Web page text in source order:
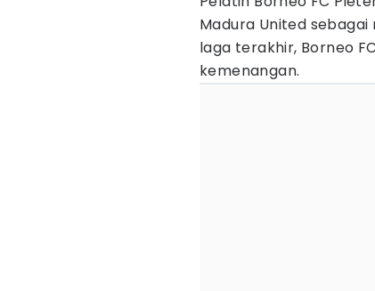
Madura United
laga terakhir, Borneo
kemenangan.